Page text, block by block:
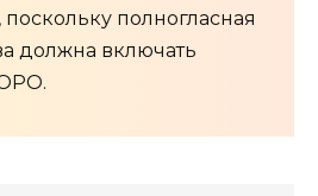
поскольку полногласная
должна включать